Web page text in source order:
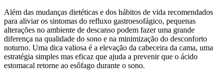
Além das mudanças dietéticas e dos hábitos de vida recomendados
para aliviar os sintomas do refluxo gastroesofágico, pequenas
alterações no ambiente de descanso podem fazer uma grande
diferença na qualidade do sono e na minimização do desconforto
noturno. Uma dica valiosa é a elevação da cabeceira da cama, uma
estratégia simples mas eficaz que ajuda a prevenir que o ácido
estomacal retorne ao esôfago durante o sono.